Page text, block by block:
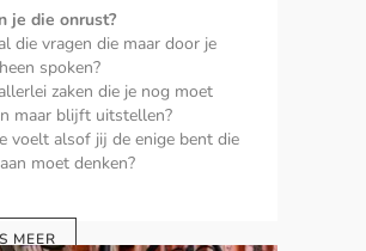
je die onrust?
die vragen die maar door je
spoken?
zaken die je nog moet
maar blijft uitstellen?
voelt alsof jij de enige bent die
moet denken?
MEER